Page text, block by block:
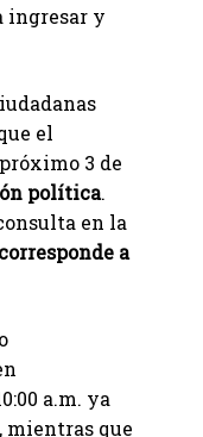
ingresar y
el
3 de
política.
en la
a
a.m. ya
mientras que